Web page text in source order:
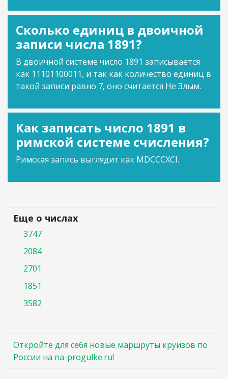
Сколько единиц в двоичной
записи числа 1891?
В двоичной системе число 1891 записывается
как 11101100011, и так как количество единиц в
такой записи равно 7, оно считается Не Злым.
Как записать число 1891 в
римской системе счисления?
Римская запись выглядит как MDCCCXCI.
Еще о числах
3747
2084
2701
1851
3582
Откройте для себя новые маршруты круизов по
России на na-progulke.ru!